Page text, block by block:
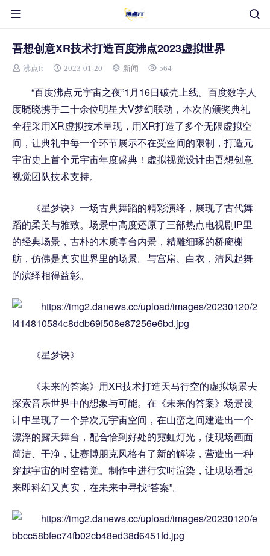
吾想创意XR技术打造百度沸点2023虚拟世界
沸点it 2023-01-20 新闻 564
“百度沸点元宇宙之夜”1月16日破壳上线。百度数字人
度晓晓携手二十余位明星大V梦幻联动，本次的颁奖典礼
全程采用XR虚拟技术呈现，用XR打造了多个无限虚拟空
间，让典礼中每一个环节展示不在受空间的限制，打造元
宇宙史上首个元宇宙年度盛典！虚拟视觉设计由吾想创意
视觉团队技术支持。
《星梦诀》一场古典舞蹈的精彩演绎，展现了古代舞
蹈的柔美与雅致。场景中高度还原了三部热点电视剧IP里
的经典场景，古朴的木质亭台内景，精雕细琢的桥廊榭
舫，仿佛是真实世界里的场景。与宫扇、白衣，清风起舞
的演绎相得益彰。
《星梦诀》
《未来的答案》用XR技术打造天马行空的虚拟场景去
探索音乐世界中的想象与可能。在《未来的答案》场景设
计中呈现了一个异次元宇宙空间，在山峦之间建造出一个
漂浮的露天舞台，配合恰到好处的霓虹灯光，使现场画面
简洁、干净，让赛博朋克风格有了新的解读，营造出一种
穿越宇宙的时空错觉。制作中进行实时渲染，让现场看起
来即科幻又真实，在未来中寻找“答案”。